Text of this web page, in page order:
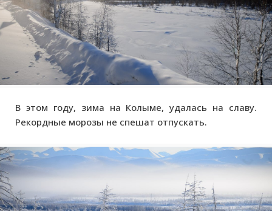
В этом году, зима на Колыме, удалась на славу.
Рекордные морозы не спешат отпускать.